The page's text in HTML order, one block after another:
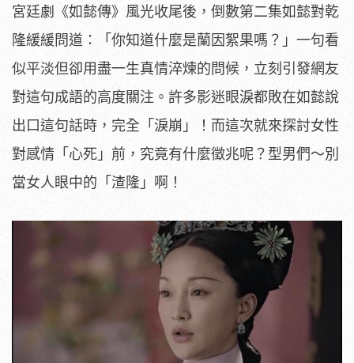
宮廷劇《如懿傳》風光收尾後，倒數第二集如懿對乾
隆緩緩問道：「你知道什麼是蘭因絮果嗎？」一句看
似平淡但卻用盡一生真情淬煉的問候，立刻引發網友
對這句成語的高度關注。許多影迷眼淚都敗在如懿說
出口這句話時，完全「淚崩」！而這次就來探討女性
對感情「心死」前，究竟有什麼徵兆呢？型男們～別
當女人眼中的「渣隆」啊！